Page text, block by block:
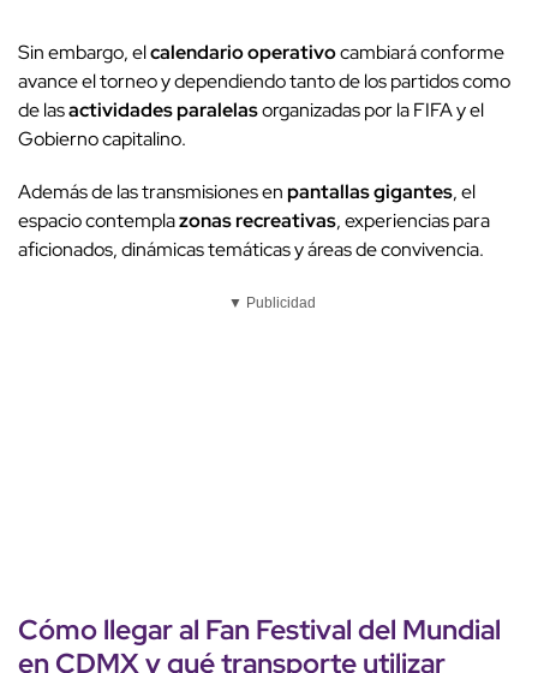
Sin embargo, elcalendario operativocambiará conforme
avance el torneo y dependiendo tanto de los partidos como
de lasactividades paralelasorganizadas por la FIFA y el
Gobierno capitalino.
Además de las transmisiones enpantallas gigantes, el
espacio contemplazonas recreativas, experiencias para
aficionados, dinámicas temáticas y áreas de convivencia.
▼ Publicidad
Cómo llegar al Fan Festivaldel Mundial
en CDMX y quétransporteutilizar